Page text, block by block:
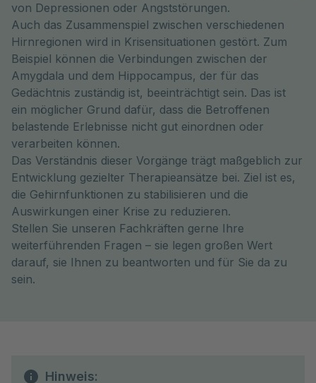
von Depressionen oder Angststörungen.
Auch das Zusammenspiel zwischen verschiedenen
Hirnregionen wird in Krisensituationen gestört. Zum
Beispiel können die Verbindungen zwischen der
Amygdala und dem Hippocampus, der für das
Gedächtnis zuständig ist, beeinträchtigt sein. Das ist
ein möglicher Grund dafür, dass die Betroffenen
belastende Erlebnisse nicht gut einordnen oder
verarbeiten können.
Das Verständnis dieser Vorgänge trägt maßgeblich zur
Entwicklung gezielter Therapieansätze bei. Ziel ist es,
die Gehirnfunktionen zu stabilisieren und die
Auswirkungen einer Krise zu reduzieren.
Stellen Sie unseren Fachkräften gerne Ihre
weiterführenden Fragen – sie legen großen Wert
darauf, sie Ihnen zu beantworten und für Sie da zu
sein.
Hinweis: